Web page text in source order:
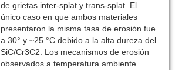
de grietas inter-splat y trans-splat. El
único caso en que ambos materiales
presentaron la misma tasa de erosión fue
a 30° y ~25 °C debido a la alta dureza del
SiC/Cr3C2. Los mecanismos de erosión
observados a temperatura ambiente